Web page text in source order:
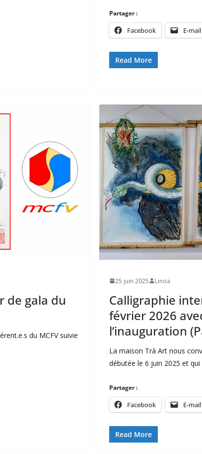
Partager :
Facebook E-mail
Read More
de gala du
du MCFV suivie
25 juin 2025 Linoa
Calligraphie
février 2026
l’inauguration
La maison Trà Art nous
débutée le 6 juin 2025 et qui
Partager :
Facebook E-mail
Read More